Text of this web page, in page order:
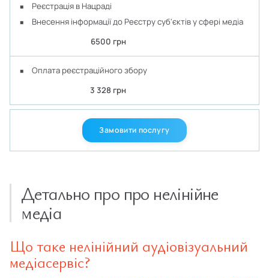
Реєстрація в Нацраді
Внесення інформації до Реєстру суб'єктів у сфері медіа
6500 грн
Оплата реєстраційного збору
3 328 грн
Замовити послугу
Детально про про нелінійне
медіа
Що таке нелінійний аудіовізуальний
медіасервіс?